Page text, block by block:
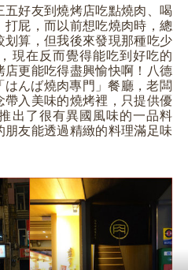
好友到燒烤店吃點燒肉、喝
屁，而以前想吃燒肉時，總
算，但我後來發現那種吃少
現在反而覺得能吃到好吃的
更能吃得盡興愉快啊！八德
んば燒肉專門」餐廳，老闆
入美味的燒烤裡，只提供優
出了很有異國風味的一品料
友能透過精緻的料理滿足味